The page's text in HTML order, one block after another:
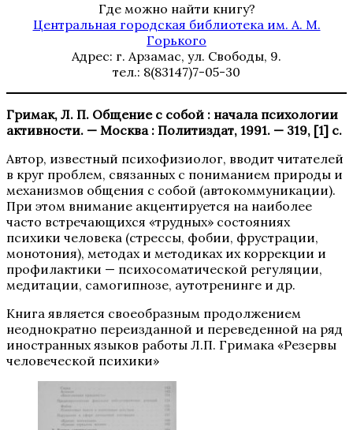
Где можно найти книгу?
Центральная городская библиотека им. А. М.
Горького
Адрес: г. Арзамас, ул. Свободы, 9.
тел.: 8(83147)7-05-30
Гримак, Л. П. Общение с собой : начала психологии
активности. — Москва : Политиздат, 1991. — 319, [1] с.
Автор, известный психофизиолог, вводит читателей
в круг проблем, связанных с пониманием природы и
механизмов общения с собой (автокоммуникации).
При этом внимание акцентируется на наиболее
часто встречающихся «трудных» состояниях
психики человека (стрессы, фобии, фрустрации,
монотония), методах и методиках их коррекции и
профилактики — психосоматической регуляции,
медитации, самогипнозе, аутотренинге и др.
Книга является своеобразным продолжением
неоднократно переизданной и переведенной на ряд
иностранных языков работы Л.П. Гримака «Резервы
человеческой психики»